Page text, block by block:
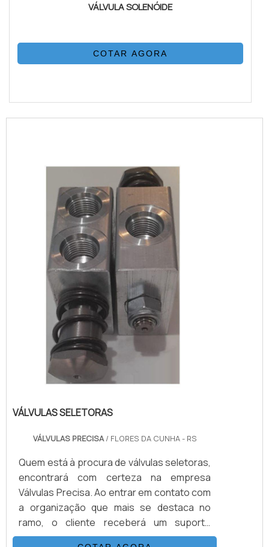
VÁLVULA SOLENÓIDE
COTAR AGORA
VÁLVULAS SELETORAS
VÁLVULAS PRECISA/ FLORES DA CUNHA - RS
Quem está à procura de válvulas seletoras,
encontrará com certeza na empresa
Válvulas Precisa. Ao entrar em contato com
a organização que mais se destaca no
ramo, o cliente receberá um suporte
completo para sanar eventuais dúvidas